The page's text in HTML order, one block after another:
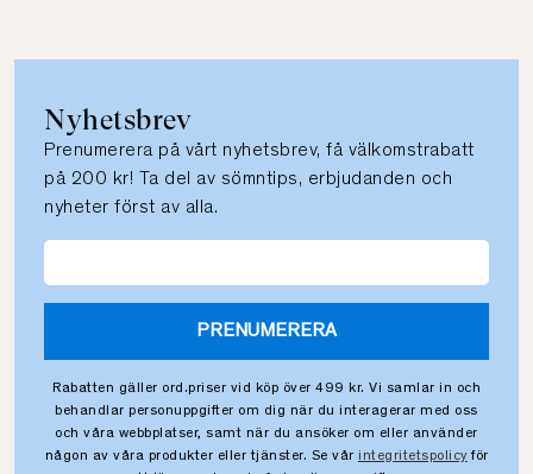
Nyhetsbrev
Prenumerera på vårt nyhetsbrev, få välkomstrabatt
på 200 kr! Ta del av sömntips, erbjudanden och
nyheter först av alla.
PRENUMERERA
Rabatten gäller ord.priser vid köp över 499 kr. Vi samlar in och
behandlar personuppgifter om dig när du interagerar med oss
och våra webbplatser, samt när du ansöker om eller använder
någon av våra produkter eller tjänster. Se vår integritetspolicy för